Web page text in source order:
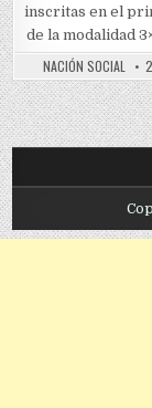
inscritas en el
de la modalidad
NACIÓN SOCIAL